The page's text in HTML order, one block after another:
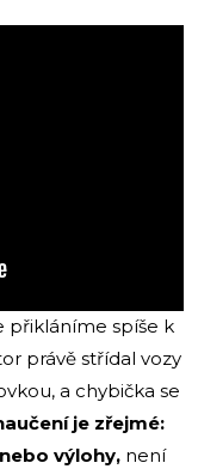
přikláníme spíše k
právě střídal vozy
a chybička se
je zřejmé:
výlohy, není